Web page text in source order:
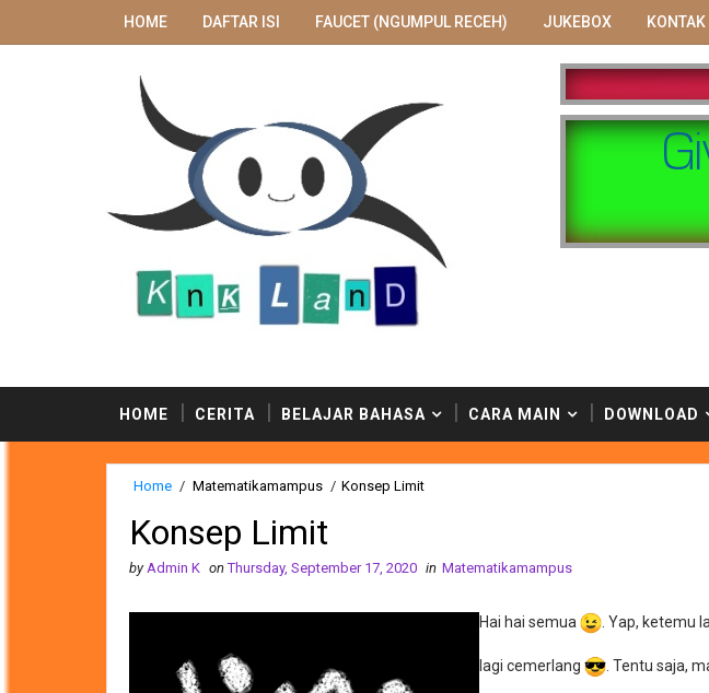
HOME DAFTAR ISI FAUCET (NGUMPUL RECEH) JUKEBOX KONTAK
HOME CERITA BELAJAR BAHASA CARA MAIN DOWNLOAD
Home / Matematikamampus / Konsep Limit
Konsep Limit
by Admin K on Thursday, September 17, 2020 in Matematikamampus
Hai hai semua . Yap, ketemu
lagi cemerlang . Tentu saja,